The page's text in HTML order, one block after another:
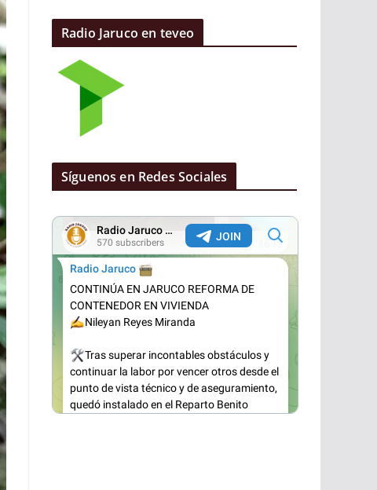
Radio Jaruco en teveo
Síguenos en Redes Sociales